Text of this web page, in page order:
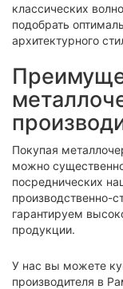
классических
подобрать
архитектурного
Покупая
можно
посреднических
производственно-
гарантируем
продукции.
У нас вы можете
производителя в